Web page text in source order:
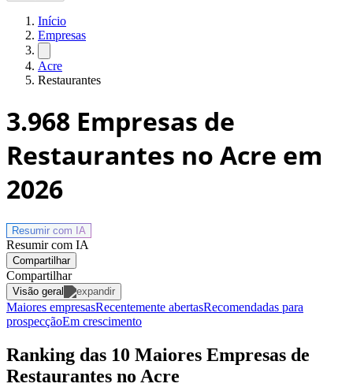
Início
Empresas
Acre
Restaurantes
3.968 Empresas de
Restaurantes no Acre em
2026
Resumir com IA
Resumir com IA
Compartilhar
Compartilhar
Visão geral
Maiores empresasRecentemente abertasRecomendadas para
prospecçãoEm crescimento
Ranking das 10 Maiores Empresas de
Restaurantes no Acre